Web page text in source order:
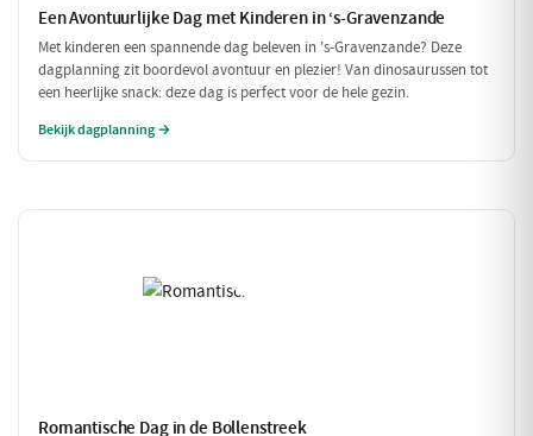
Een Avontuurlijke Dag met Kinderen in ‘s-Gravenzande
Met kinderen een spannende dag beleven in 's-Gravenzande? Deze
dagplanning zit boordevol avontuur en plezier! Van dinosaurussen tot
een heerlijke snack: deze dag is perfect voor de hele gezin.
Bekijk dagplanning →
Romantische Dag in de Bollenstreek